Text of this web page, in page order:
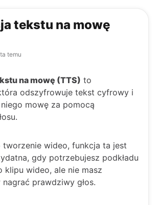
tekstu na mowę
temu
na mowę (TTS) to
odszyfrowuje tekst cyfrowy i
mowę za pomocą
wideo, funkcja ta jest
gdy potrzebujesz podkładu
klipu wideo, ale nie masz
prawdziwy głos.